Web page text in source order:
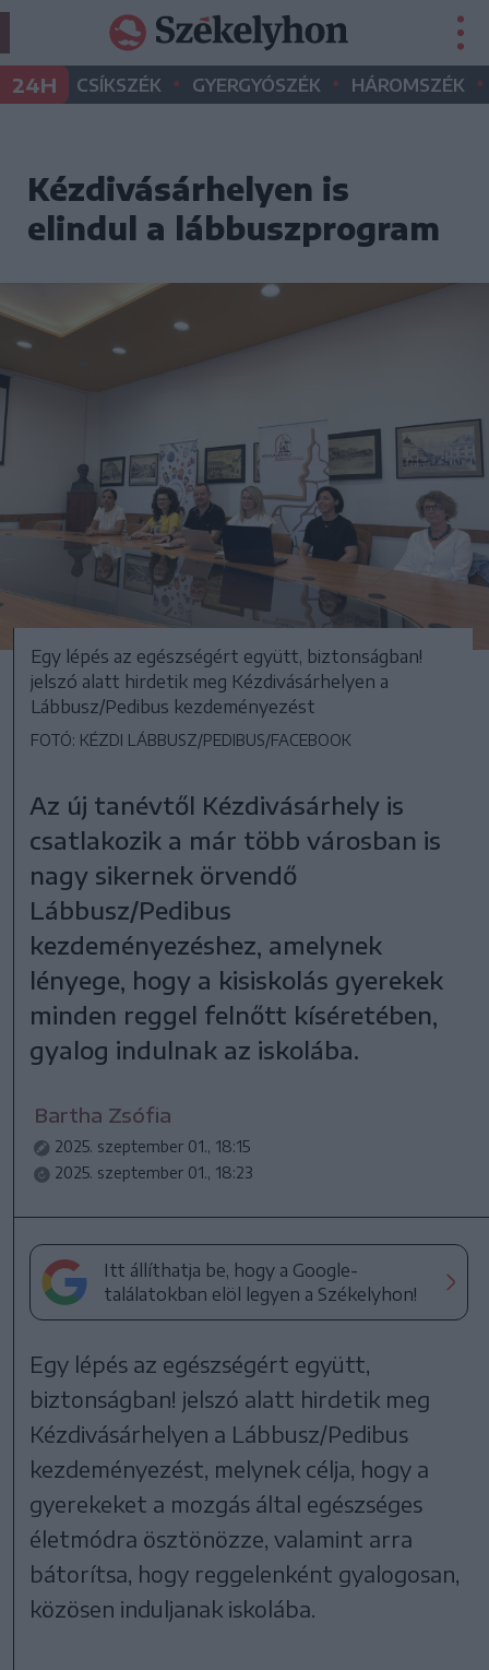
24H CSÍKSZÉK • GYERGYÓSZÉK • HÁROMSZÉK •
Kézdivásárhelyen is
elindul a lábbuszprogram
Egy lépés az egészségért együtt, biztonságban!
jelszó alatt hirdetik meg Kézdivásárhelyen a
Lábbusz/Pedibus kezdeményezést
FOTÓ: KÉZDI LÁBBUSZ/PEDIBUS/FACEBOOK
Az új tanévtől Kézdivásárhely is
csatlakozik a már több városban is
nagy sikernek örvendő
Lábbusz/Pedibus
kezdeményezéshez, amelynek
lényege, hogy a kisiskolás gyerekek
minden reggel felnőtt kíséretében,
gyalog indulnak az iskolába.
Bartha Zsófia
2025. szeptember 01., 18:15
2025. szeptember 01., 18:23
Itt állíthatja be, hogy a Google-
találatokban elöl legyen a Székelyhon!
Egy lépés az egészségért együtt,
biztonságban! jelszó alatt hirdetik meg
Kézdivásárhelyen a Lábbusz/Pedibus
kezdeményezést, melynek célja, hogy a
gyerekeket a mozgás által egészséges
életmódra ösztönözze, valamint arra
bátorítsa, hogy reggelenként gyalogosan,
közösen induljanak iskolába.